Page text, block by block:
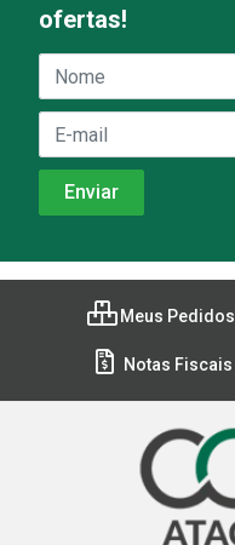
ofertas!
Meus Pedidos
Notas Fiscais